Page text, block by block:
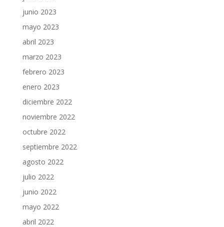
junio 2023
mayo 2023
abril 2023
marzo 2023
febrero 2023
enero 2023
diciembre 2022
noviembre 2022
octubre 2022
septiembre 2022
agosto 2022
julio 2022
junio 2022
mayo 2022
abril 2022